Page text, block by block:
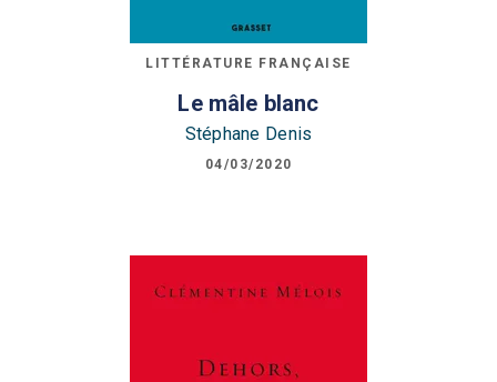
LITTÉRATURE FRANÇAISE
Le mâle blanc
Stéphane Denis
04/03/2020